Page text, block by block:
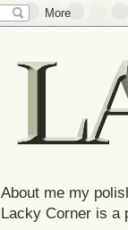
About me my
Lacky Corner is a